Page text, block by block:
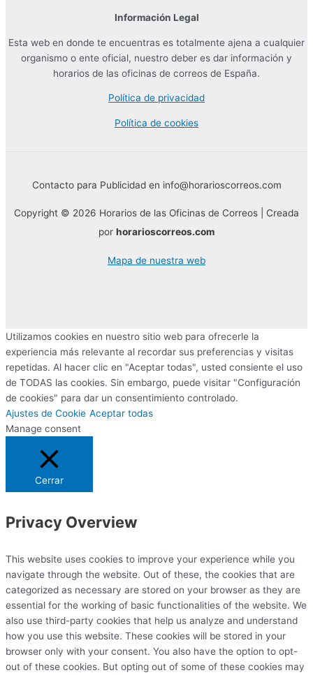
Información Legal
Esta web en donde te encuentras es totalmente ajena a cualquier
organismo o ente oficial, nuestro deber es dar información y
horarios de las oficinas de correos de España.
Política de privacidad
Política de cookies
Contacto para Publicidad en info@horarioscorreos.com
Copyright © 2026 Horarios de las Oficinas de Correos | Creada
por horarioscorreos.com
Mapa de nuestra web
Utilizamos cookies en nuestro sitio web para ofrecerle la
experiencia más relevante al recordar sus preferencias y visitas
repetidas. Al hacer clic en "Aceptar todas", usted consiente el uso
de TODAS las cookies. Sin embargo, puede visitar "Configuración
de cookies" para dar un consentimiento controlado.
Ajustes de Cookie Aceptar todas
Manage consent
Cerrar
Privacy Overview
This website uses cookies to improve your experience while you
navigate through the website. Out of these, the cookies that are
categorized as necessary are stored on your browser as they are
essential for the working of basic functionalities of the website. We
also use third-party cookies that help us analyze and understand
how you use this website. These cookies will be stored in your
browser only with your consent. You also have the option to opt-
out of these cookies. But opting out of some of these cookies may